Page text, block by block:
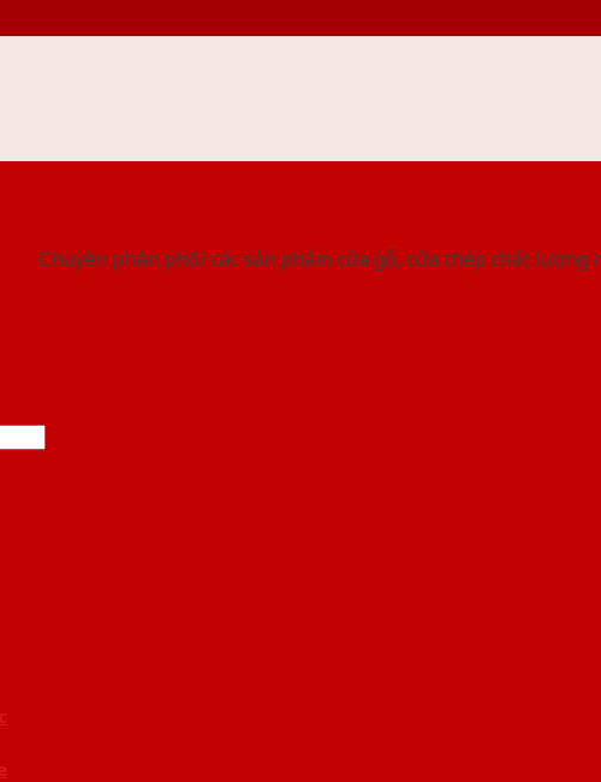
Chuyên phân phối các sản phẩm cửa gỗ, cửa thép chất lượng